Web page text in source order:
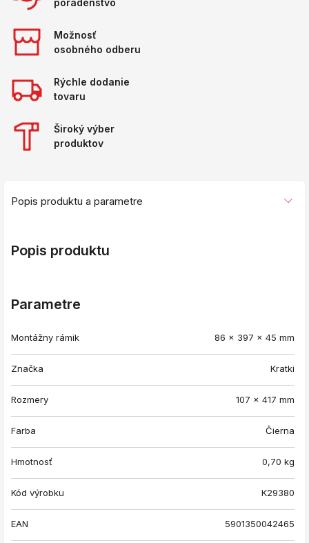
Možnosť
osobného odberu
Rýchle dodanie
tovaru
Široký výber
produktov
Popis produktu a parametre
Popis produktu
Parametre
Montážny rámik 86 x 397 x 45 mm
Značka Kratki
Rozmery 107 x 417 mm
Farba Čierna
Hmotnosť 0,70 kg
Kód výrobku K29380
EAN 5901350042465